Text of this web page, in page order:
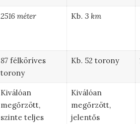
2516 méter Kb. 3 km
87félköríves
torony
Kb. 52 torony
Kiválóan
megőrzött,
szinte teljes
Kiválóan
megőrzött,
jelentős